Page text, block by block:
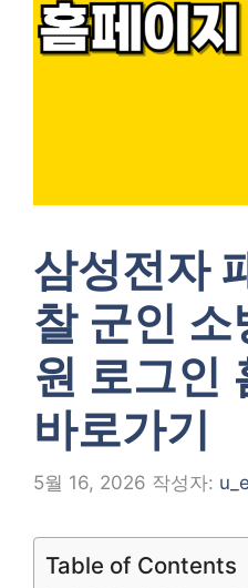
삼성전자
찰 군인 소
원 로그인
바로가기
5월 16, 2026 작성자:
Table of Contents